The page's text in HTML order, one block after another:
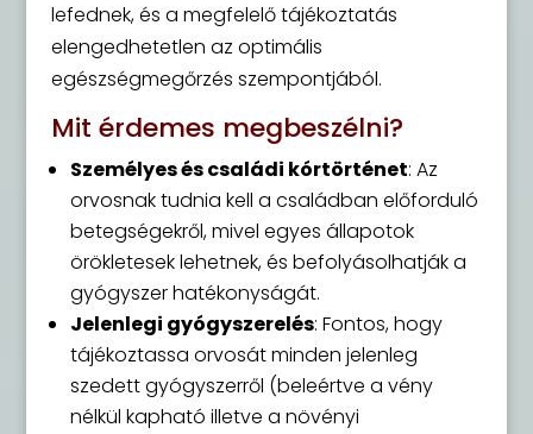
lefednek, és a megfelelő tájékoztatás
elengedhetetlen az optimális
egészségmegőrzés szempontjából.
Mit érdemes megbeszélni?
Személyes és családi kórtörténet: Az
orvosnak tudnia kell a családban előforduló
betegségekről, mivel egyes állapotok
örökletesek lehetnek, és befolyásolhatják a
gyógyszer hatékonyságát.
Jelenlegi gyógyszerelés: Fontos, hogy
tájékoztassa orvosát minden jelenleg
szedett gyógyszerről (beleértve a vény
nélkül kapható illetve a növényi